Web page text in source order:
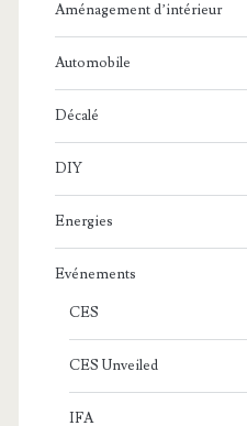
Aménagement d’intérieur
Automobile
Décalé
DIY
Energies
Evénements
CES
CES Unveiled
IFA